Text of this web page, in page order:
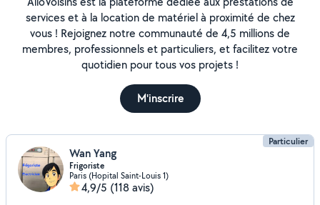
services et à la location de matériel à proximité de chez
vous ! Rejoignez notre communauté de 4,5 millions de
membres, professionnels et particuliers, et facilitez votre
quotidien pour tous vos projets !
M'inscrire
Particulier
Wan Yang
Frigoriste
Paris (Hopital Saint-Louis 1)
4,9/5 (118 avis)